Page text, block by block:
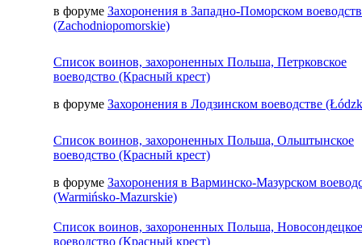
в форуме Захоронения в Западно-Поморском
(Zachodniopomorskie)
Список воинов, захороненных Польша, Петрковское
воеводство (Красный крест)
в форуме Захоронения в Лодзинском воеводстве
Список воинов, захороненных Польша, Ольштынское
воеводство (Красный крест)
в форуме Захоронения в Варминско-Мазурском
(Warmińsko-Mazurskie)
Список воинов, захороненных Польша, Новосондецкое
воеводство (Красный крест)